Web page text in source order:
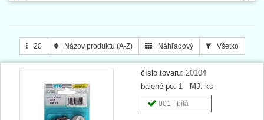
20 Názov produktu (A-Z) Náhľadový Všetko
číslo tovaru: 20104
balené po: 1 MJ: ks
001 - bílá